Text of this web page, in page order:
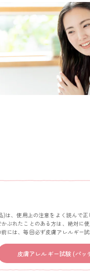
は、使用上の注意をよく読んで正
ぶれたことのある方は、絶対に
には、毎回必ず皮膚アレルギー
皮膚アレルギー試験 (パッ